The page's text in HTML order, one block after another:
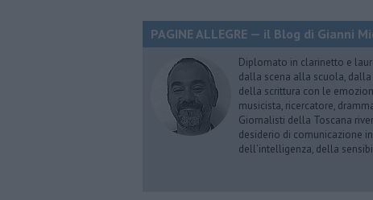
PAGINE ALLEGRE — il Blog di Gianni
Diplomato in clarinetto e
dalla scena alla scuola,
della scrittura con le
musicista, ricercatore,
Giornalisti della Toscana
desiderio di comunicazione
dell’intelligenza, della